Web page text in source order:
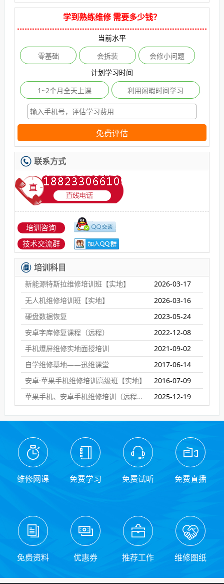
学到熟练维修 需要多少钱？
当前水平
零基础
会拆装
会修小问题
计划学习时间
1~2个月全天上课
利用闲暇时间学习
免费评估
联系方式
培训咨询
技术交流群
培训科目
新能源特斯拉维修培训班【实地】
2026-03-17
无人机维修培训班【实地】
2026-03-16
硬盘数据恢复
2023-05-24
安卓字库修复课程（远程）
2022-12-08
手机爆屏维修实地面授培训
2021-09-02
自学维修基地——迅维课堂
2017-06-14
安卓·苹果手机维修培训高级班【实地】
2016-07-09
苹果手机、安卓手机维修培训（远程网络班）
2025-12-19
维修网课 免费学习 免费试听 免费直播
免费资料 优惠券 推荐工作 维修图纸